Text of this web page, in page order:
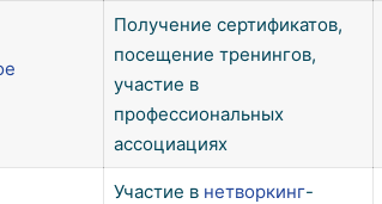
Получение сертификатов,
посещение тренингов,
участие в
профессиональных
ассоциациях
Участие в нетворкинг-